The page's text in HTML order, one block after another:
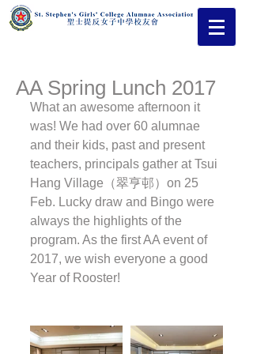
AA Spring Lunch 2017
What an awesome afternoon it
was! We had over 60 alumnae
and their kids, past and present
teachers, principals gather at Tsui
Hang Village（翠亨邨）on 25
Feb. Lucky draw and Bingo were
always the highlights of the
program. As the first AA event of
2017, we wish everyone a good
Year of Rooster!